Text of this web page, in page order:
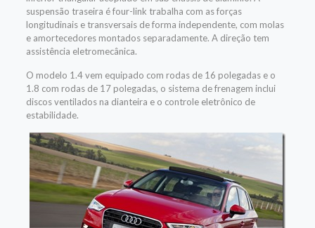
suspensão traseira é four-link trabalha com as forças
longitudinais e transversais de forma independente, com molas
e amortecedores montados separadamente. A direção tem
assistência eletromecânica.
O modelo 1.4 vem equipado com rodas de 16 polegadas e o
1.8 com rodas de 17 polegadas, o sistema de frenagem inclui
discos ventilados na dianteira e o controle eletrônico de
estabilidade.